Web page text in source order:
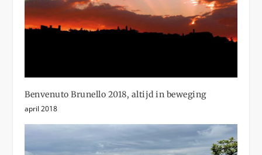
Benvenuto Brunello 2018, altijd in beweging
april 2018